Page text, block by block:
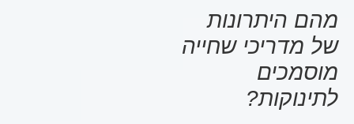
מהם היתרונות
של מדריכי שחייה
מוסמכים
לתינוקות?